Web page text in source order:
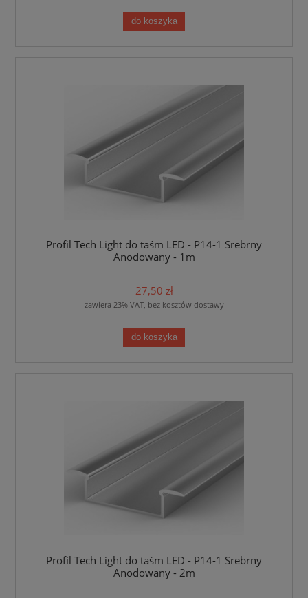
do koszyka
Profil Tech Light do taśm LED - P14-1 Srebrny
Anodowany - 1m
27,50 zł
zawiera 23% VAT, bez kosztów dostawy
do koszyka
Profil Tech Light do taśm LED - P14-1 Srebrny
Anodowany - 2m